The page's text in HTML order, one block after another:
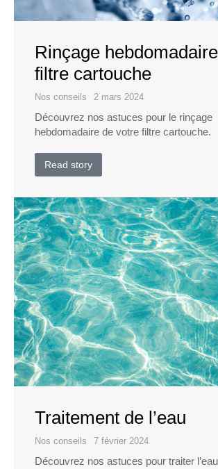
Rinçage
filtre cartouche​
Nos conseils 2 mars 2024
Découvrez nos astuces pour le rinçage
hebdomadaire de votre filtre cartouche.
Read story
Traitement de l’eau
Nos conseils 7 février 2024
Découvrez nos astuces pour traiter